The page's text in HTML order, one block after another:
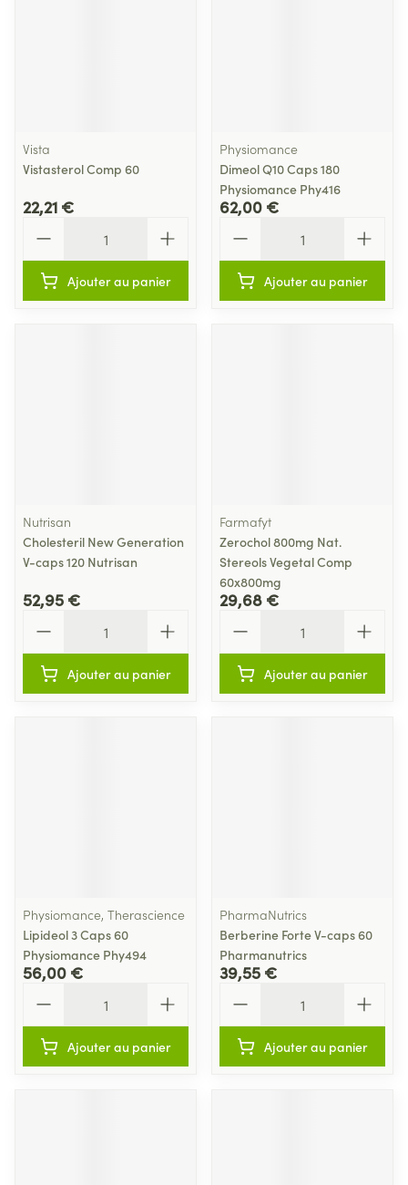
Vista
Vistasterol Comp 60
22,21 €
Ajouter au panier
Physiomance
Dimeol Q10 Caps 180
Physiomance Phy416
62,00 €
Ajouter au panier
Nutrisan
Cholesteril New Generation
V-caps 120 Nutrisan
52,95 €
Ajouter au panier
Farmafyt
Zerochol 800mg Nat.
Stereols Vegetal Comp
60x800mg
29,68 €
Ajouter au panier
Physiomance, Therascience
Lipideol 3 Caps 60
Physiomance Phy494
56,00 €
Ajouter au panier
PharmaNutrics
Berberine Forte V-caps 60
Pharmanutrics
39,55 €
Ajouter au panier